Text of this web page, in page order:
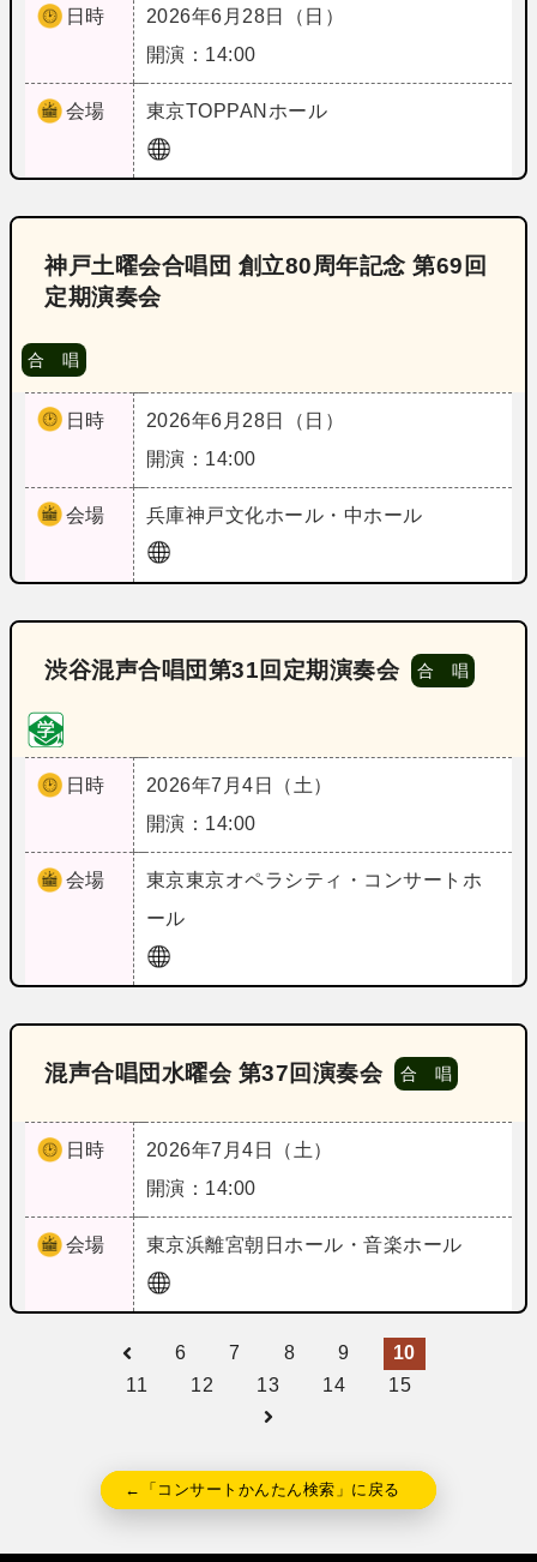
日時
2026年6月28日（日）
開演：14:00
会場 東京TOPPANホール
神戸土曜会合唱団 創立80周年記念 第69回
定期演奏会
合 唱
日時
2026年6月28日（日）
開演：14:00
会場 兵庫神戸文化ホール・中ホール
渋谷混声合唱団第31回定期演奏会 合 唱
日時
2026年7月4日（土）
開演：14:00
会場 東京東京オペラシティ・コンサートホ
ール
混声合唱団水曜会 第37回演奏会 合 唱
日時
2026年7月4日（土）
開演：14:00
会場 東京浜離宮朝日ホール・音楽ホール
6 7 8 9
10
11
12 13 14 15
←「コンサートかんたん検索」に戻る